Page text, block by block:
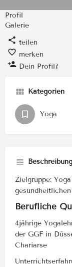
Profil
Galerie
teilen
merken
Dein Profil?
Kategorien
Yoga
Beschreibung
Zielgruppe:
Berufliche
4jährige
der GGF in
Chariarse